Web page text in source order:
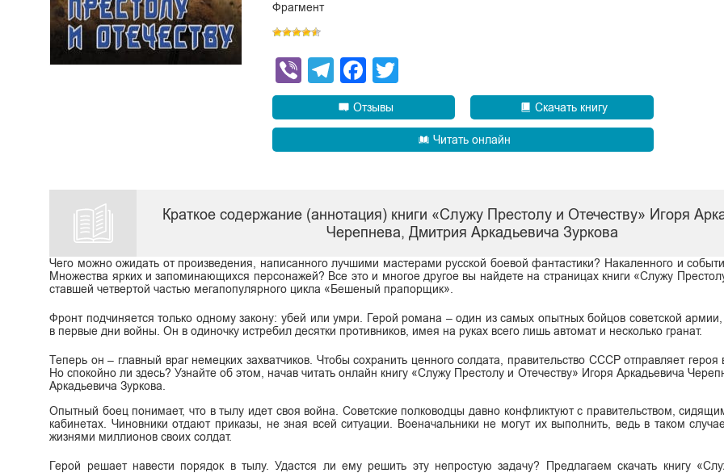
Фрагмент
ViberTelegram
Facebook
Отзывы Скачать книгу
Читать онлайн
Краткое содержание (аннотация) книги «Служу Престолу и Отечеству» Игоря
Черепнева, Дмитрия Аркадьевича Зуркова
Чего можно ожидать от произведения, написанного лучшими мастерами русской боевой фантастики? Накаленного и
Множества ярких и запоминающихся персонажей? Все это и многое другое вы найдете на страницах книги «Служу
ставшей четвертой частью мегапопулярного цикла «Бешеный прапорщик».
Фронт подчиняется только одному закону: убей или умри. Герой романа – один из самых опытных бойцов советской
в первые дни войны. Он в одиночку истребил десятки противников, имея на руках всего лишь автомат и несколько гранат.
Теперь он – главный враг немецких захватчиков. Чтобы сохранить ценного солдата, правительство СССР отправляет героя
Но спокойно ли здесь? Узнайте об этом, начав читать онлайн книгу «Служу Престолу и Отечеству» Игоря Аркадьевича
Аркадьевича Зуркова.
Опытный боец понимает, что в тылу идет своя война. Советские полководцы давно конфликтуют с правительством,
кабинетах. Чиновники отдают приказы, не зная всей ситуации. Военачальники не могут их выполнить, ведь в таком
жизнями миллионов своих солдат.
Герой решает навести порядок в тылу. Удастся ли ему решить эту непростую задачу? Предлагаем скачать книгу